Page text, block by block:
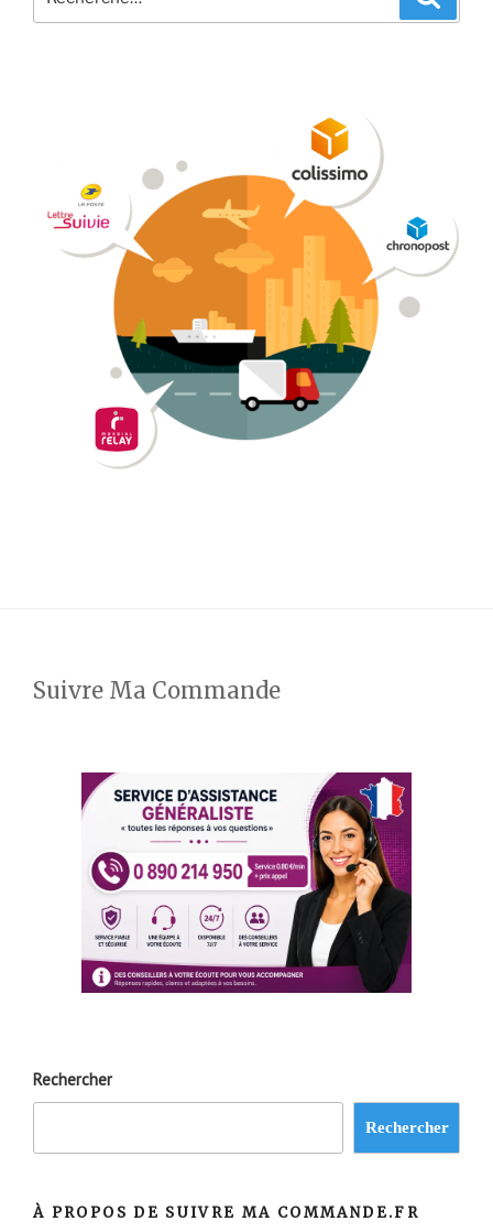
pour
Suivre Ma Commande
Rechercher
Rechercher
À PROPOS DE SUIVRE MA COMMANDE.FR